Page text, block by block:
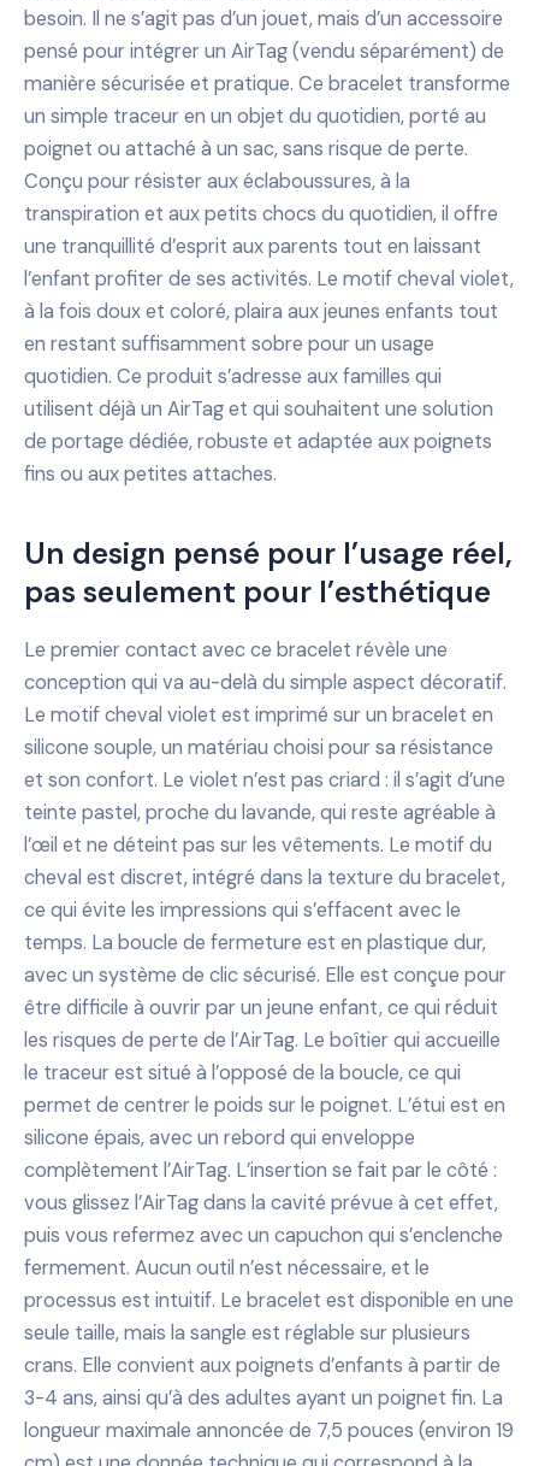
besoin. Il ne s’agit pas d’un jouet, mais d’un accessoire
pensé pour intégrer un AirTag (vendu séparément) de
manière sécurisée et pratique. Ce bracelet transforme
un simple traceur en un objet du quotidien, porté au
poignet ou attaché à un sac, sans risque de perte.
Conçu pour résister aux éclaboussures, à la
transpiration et aux petits chocs du quotidien, il offre
une tranquillité d’esprit aux parents tout en laissant
l’enfant profiter de ses activités. Le motif cheval violet,
à la fois doux et coloré, plaira aux jeunes enfants tout
en restant suffisamment sobre pour un usage
quotidien. Ce produit s’adresse aux familles qui
utilisent déjà un AirTag et qui souhaitent une solution
de portage dédiée, robuste et adaptée aux poignets
fins ou aux petites attaches.
Un design pensé pour l’usage réel,
pas seulement pour l’esthétique
Le premier contact avec ce bracelet révèle une
conception qui va au-delà du simple aspect décoratif.
Le motif cheval violet est imprimé sur un bracelet en
silicone souple, un matériau choisi pour sa résistance
et son confort. Le violet n’est pas criard : il s’agit d’une
teinte pastel, proche du lavande, qui reste agréable à
l’œil et ne déteint pas sur les vêtements. Le motif du
cheval est discret, intégré dans la texture du bracelet,
ce qui évite les impressions qui s’effacent avec le
temps. La boucle de fermeture est en plastique dur,
avec un système de clic sécurisé. Elle est conçue pour
être difficile à ouvrir par un jeune enfant, ce qui réduit
les risques de perte de l’AirTag. Le boîtier qui accueille
le traceur est situé à l’opposé de la boucle, ce qui
permet de centrer le poids sur le poignet. L’étui est en
silicone épais, avec un rebord qui enveloppe
complètement l’AirTag. L’insertion se fait par le côté :
vous glissez l’AirTag dans la cavité prévue à cet effet,
puis vous refermez avec un capuchon qui s’enclenche
fermement. Aucun outil n’est nécessaire, et le
processus est intuitif. Le bracelet est disponible en une
seule taille, mais la sangle est réglable sur plusieurs
crans. Elle convient aux poignets d’enfants à partir de
3-4 ans, ainsi qu’à des adultes ayant un poignet fin. La
longueur maximale annoncée de 7,5 pouces (environ 19